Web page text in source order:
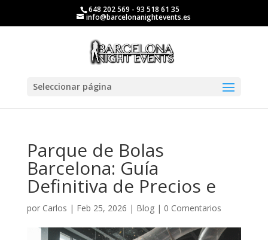
648 202 569 - 93 518 61 35
info@barcelonanightevents.es
Seleccionar página
Parque de Bolas
Barcelona: Guía
Definitiva de Precios e
por Carlos | Feb 25, 2026 | Blog| 0 Comentarios